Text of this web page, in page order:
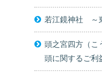
若江鏡神社 ～
頭之宮四方（
頭に関するご利